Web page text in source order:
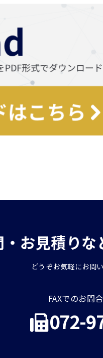
お見積りな
どうぞお気軽にお問
FAXでのお問
072-